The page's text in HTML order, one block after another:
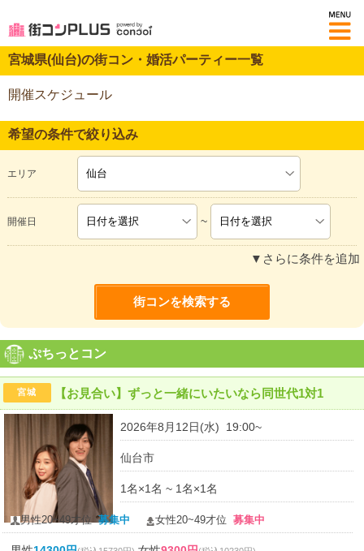
宮城県(仙台)の街コン・婚活パーティー一覧
開催スケジュール
希望の条件で絞り込み
エリア
開催日 ~
▼さらに条件を追加
ぷちっとコン
宮城 【お見合い】ずっと一緒にいたいなら同世代1対1
2026年8月12日(水) 19:00~
仙台市
1名×1名 ~ 1名×1名
男性20~49才位募集中 女性20~49才位 募集中